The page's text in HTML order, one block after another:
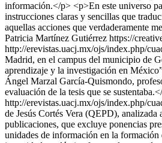
información.</p> <p>En este universo
instrucciones claras y sencillas que
aquellas acciones que verdaderamente
Patricia Martínez Gutiérrez https://
http://erevistas.uacj.mx/ojs/index.php/
Madrid, en el campus del municipio de
aprendizaje y la investigación en
Ángel Marzal García-Quismondo,
evaluación de la tesis que se
http://erevistas.uacj.mx/ojs/index.php/
de Jesús Cortés Vera (QEPD),
publicaciones, que excluye ponencias
unidades de información en la